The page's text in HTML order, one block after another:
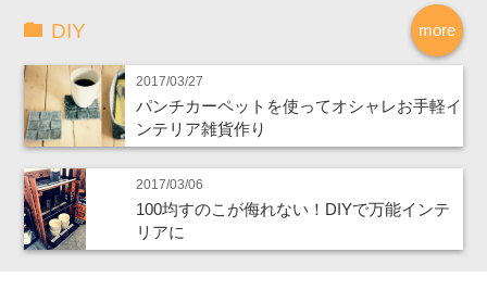
more
DIY
2017/03/27
パンチカーペットを使ってオシャレお手軽イ
ンテリア雑貨作り
2017/03/06
100均すのこが侮れない！DIYで万能インテ
リアに